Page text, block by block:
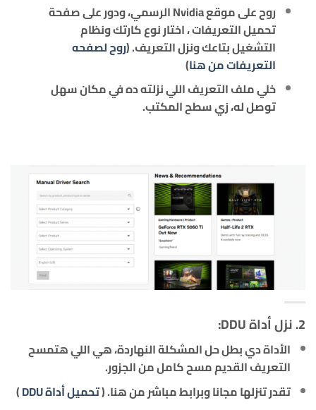
روح على موقع Nvidia الرسمي، ودور على صفحة
تحميل التعريفات ، اختار نوع كارتك ونظام
التشغيل بتاعك ونزل التعريف. (روح لصفحه
التعريفات من هنا)
خلي ملف التعريف اللي نزلته ده في مكان سهل
توصل له، زي سطح المكتب.
2. نزل أداة DDU:
الأداة دي بطل حل المشكلة النهاردة، هي اللي هتمسح
التعريف القديم مسح كامل من الجزور.
تقدر تنزلها مجانا وبرابط مباشر من هنا. (تحميل أداة DDU
)